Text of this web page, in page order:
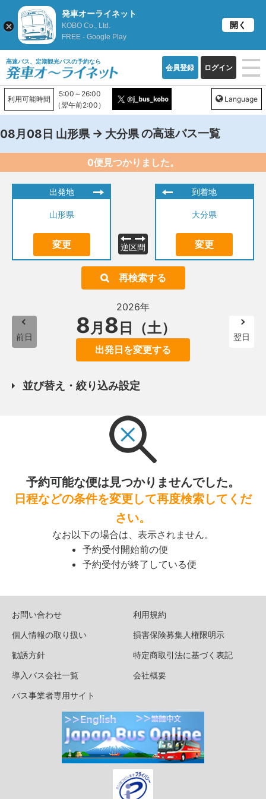
高速バス、定期観光バスの予約なら
会員登録 ログイン
利用可能時間
5:00～26:00
（翌午前2:00）
Language
08月08日 山形県 → 大分県の高速バス一覧
0便見つかりました。
出発地
山形県
変更 逆区間
到着地
大分県
変更
再検索する
前日
2026年
8月 8 日（土）
出発日を変更する
翌日
並び替え・絞り込み設定
予約可能な便は見つかりませんでした。
日程などの条件を変更して再度検索してくだ
さい。
なお以下の場合は、表示されません。
予約受付開始前の便
予約受付が終了している便
お問い合わせ
利用規約
個人情報の取り扱い
損害保険募集人権限明示
勧誘方針
特定商取引法に基づく表記
導入バス会社一覧
会社概要
バス事業者専用サイト
発車オーライネット
KOBO Co., Ltd.
FREE - Google Play
開く